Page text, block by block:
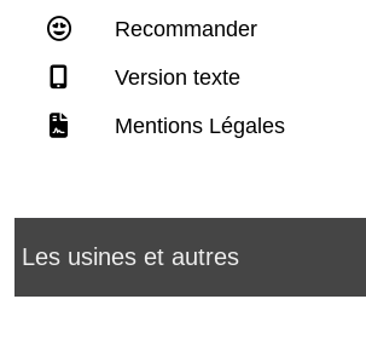
Recommander
Version texte
Mentions Légales
Les usines et autres